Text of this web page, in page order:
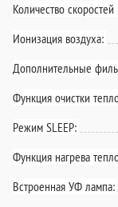
Количество
Ионизация воздуха:
Дополнительные
Функция очистки
Режим SLEEP:
Функция нагрева
Встроенная УФ лампа: